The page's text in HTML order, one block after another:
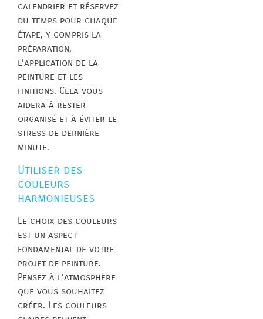
calendrier et réservez
du temps pour chaque
étape, y compris la
préparation,
l’application de la
peinture et les
finitions. Cela vous
aidera à rester
organisé et à éviter le
stress de dernière
minute.
Utiliser des
couleurs
harmonieuses
Le choix des couleurs
est un aspect
fondamental de votre
projet de peinture.
Pensez à l’atmosphère
que vous souhaitez
créer. Les couleurs